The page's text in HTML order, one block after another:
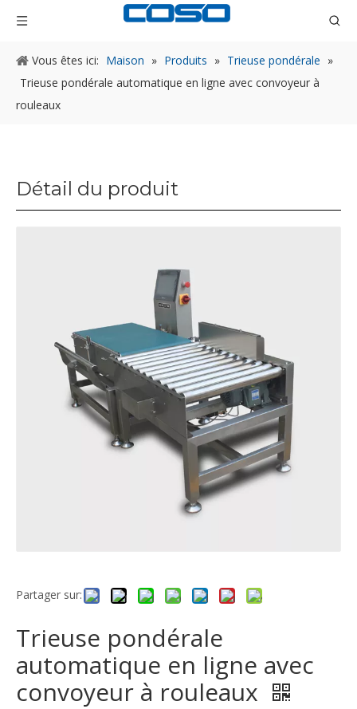
Vous êtes ici: Maison » Produits » Trieuse pondérale »
Trieuse pondérale automatique en ligne avec convoyeur à
rouleaux
Détail du produit
Partager sur:
Trieuse pondérale
automatique en ligne avec
convoyeur à rouleaux